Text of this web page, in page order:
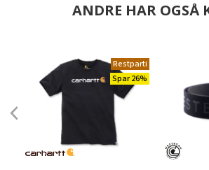
ANDRE HAR OGSÅ
Restparti
Spar 26%